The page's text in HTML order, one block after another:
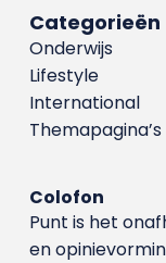
Categorieën
Onderwijs
Lifestyle
International
Themapagina’s
Colofon
Punt is het
en